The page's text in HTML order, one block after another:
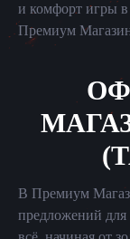
и комфорт игры в
Премиум
В Премиум
предложений